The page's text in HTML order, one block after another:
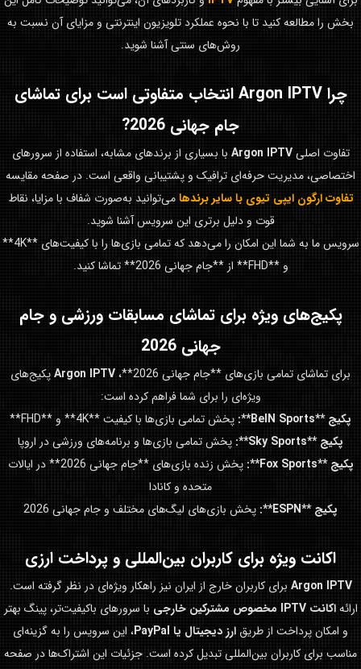
بخش را مطالعه کنید تا با نحوه عملکرد تلویزیون اینترنتی و مزایای آن نسبت به
روش‌های سنتی آشنا شوید.
چراArgon IPTV انتخاب متفاوتی است برای تماشای
جام جهانی 2026
?
تفاوت اصلیArgon IPTV با بسیاری از برندهای مشابه، استفاده از سرورهای
اختصاصی، مدیریت حرفه‌ای ترافیک و پشتیبانی واقعی است. در صفحه مقایسه
تفاوت ارگون ایپی تیوی با سایر برندها می‌توانید به‌صورت شفاف با مزایا، نقاط
قوت و دلیل برتری این سرویس آشنا شوید.
سرویس ما به شما این امکان را می‌دهد که تمامی بازی‌ها را با کیفیت‌های **4K**
و **FHD** از **جام جهانی 2026** تماشا کنید.
پکیج‌های ویژه برای تماشای مسابقات ورزشی وجام
جهانی 2026
برای تماشای تمامی بازی‌های **جام جهانی 2026**، Argon IPTVپکیج‌های
ویژه‌ای را برای شما فراهم کرده است:
پکیج **BeIN Sports**:
پخش تمامی بازی‌ها با کیفیت **4K** و **FHD**
پکیج **Sky Sports**:
پخش تمامی بازی‌ها و برنامه‌های ورزشی در اروپا
پکیج **Fox Sports**:
پخش زنده بازی‌های **جام جهانی 2026** در ایالات
متحده و کانادا
پکیج **ESPN**:
پخش بازی‌های لیگ‌های مختلف و جام جهانی 2026
اکانت ویژه برای کاربران بین‌المللی و پرداخت ارزی
Argon IPTV برای کاربران خارج از ایران نیز راهکار ویژه‌ای در نظر گرفته است.
ارائهاکانت IPTV مخصوص مشترکین خارجی
با سرورهای باکیفیت‌تر، پینگ بهتر
و امکان پرداخت از طریق ارز دیجیتال یا PayPal
، این سرویس را به گزینه‌ای
مناسب برای کاربران بین‌المللی تبدیل کرده است. جزئیات این اشتراک‌ها در صفحه